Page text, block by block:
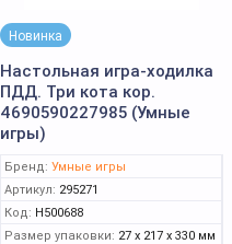
Новинка
Настольная игра-ходилка
ПДД. Три кота кор.
4690590227985 (Умные
игры)
Бренд: Умные игры
Артикул: 295271
Код: Н500688
Размер упаковки: 27 x 217 x 330 мм